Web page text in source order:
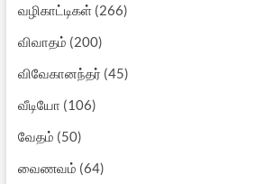
வழிகாட்டிகள்(266)
விவாதம் (200)
விவேகானந்தர் (45)
வீடியோ (106)
வேதம் (50)
வைணவம் (64)